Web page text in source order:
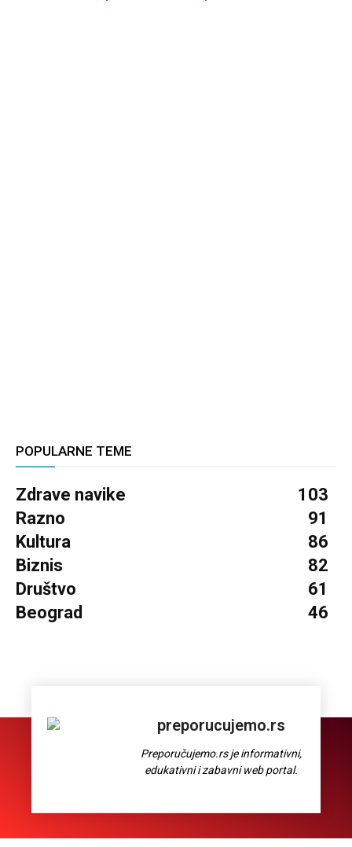
POPULARNE TEME
Zdrave navike
103
Razno
91
Kultura
86
Biznis
82
Društvo
61
Beograd
46
preporucujemo.rs
Preporučujemo.rs je informativni,
edukativni i zabavni web portal.